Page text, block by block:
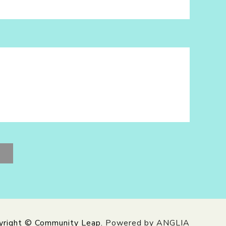
© Community Leap. Powered by ANGLIA